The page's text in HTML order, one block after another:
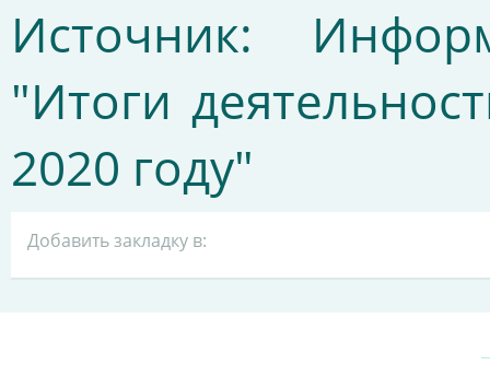
Источник:
"Итоги
2020 году"
Добавить закладку в: